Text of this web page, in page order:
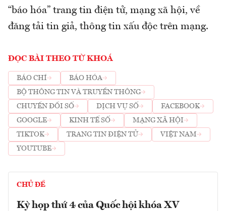
“báo hóa” trang tin điện tử, mạng xã hội, về
đăng tải tin giả, thông tin xấu độc trên mạng.
ĐỌC BÀI THEO TỪ KHOÁ
BÁO CHÍ
BÁO HÓA
BỘ THÔNG TIN VÀ TRUYỀN THÔNG
CHUYỂN ĐỔI SỐ
DỊCH VỤ SỐ
FACEBOOK
GOOGLE
KINH TẾ SỐ
MẠNG XÃ HỘI
TIKTOK
TRANG TIN ĐIỆN TỬ
VIỆT NAM
YOUTUBE
CHỦ ĐỀ
Kỳ họp thứ 4 của Quốc hội khóa XV